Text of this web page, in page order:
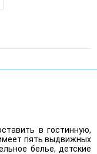
в гостинную,
пять выдвижных
белье, детские